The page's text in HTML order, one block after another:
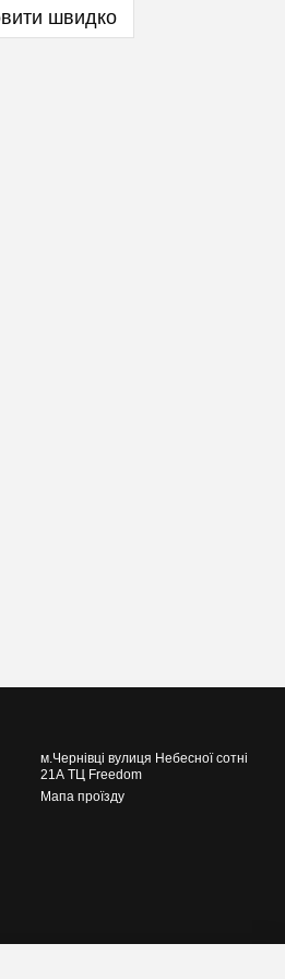
швидко
м.Чернівці вулиця Небесної сотні
21А ТЦ Freedom
Мапа проїзду